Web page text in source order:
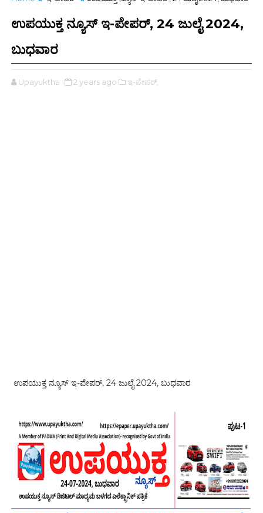
ಉಪಯುಕ್ತ ನ್ಯೂಸ್ ಇ-ಪೇಪರ್, 24 ಜುಲೈ 2024,
ಬುಧವಾರ
Upayuktha 2 years ago ಇ-ಪೇಪರ್‌,
ಉಪಯುಕ್ತ ನ್ಯೂಸ್ ಇ-ಪೇಪರ್, 24 ಜುಲೈ 2024, ಬುಧವಾರ